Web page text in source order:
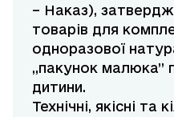
– Наказ),
товарів для
одноразової
,,пакунок малюка”
дитини.
Технічні, якісні та